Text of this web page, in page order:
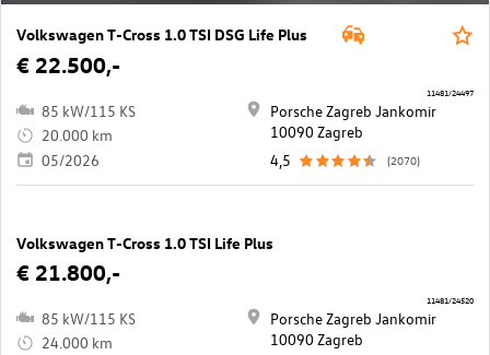
Volkswagen T-Cross 1.0 TSI DSG Life Plus
€ 22.500,-
85 kW/115 KS
20.000 km
05/2026
Porsche Zagreb Jankomir
10090 Zagreb
4,5
(2070)
11481/24497
Volkswagen T-Cross 1.0 TSI Life Plus
€ 21.800,-
85 kW/115 KS
24.000 km
Porsche Zagreb Jankomir
10090 Zagreb
11481/24520